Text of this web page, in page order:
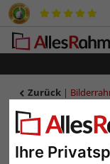
Ihre
Zurück |
SCHMAL